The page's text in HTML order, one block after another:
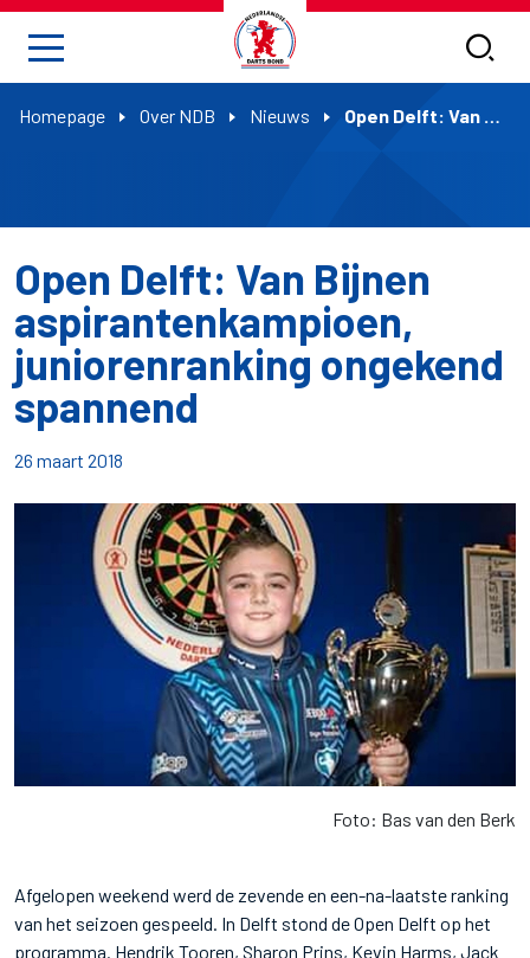
Homepage Over NDB Nieuws Open Delft: Van Bijnen aspirantenkampioen, juniorenranking ongekend spannend
Open Delft: Van Bijnen
aspirantenkampioen,
juniorenranking ongekend
spannend
26 maart 2018
Foto: Bas van den Berk
Afgelopen weekend werd de zevende en een-na-laatste ranking
van het seizoen gespeeld. In Delft stond de Open Delft op het
programma. Hendrik Tooren, Sharon Prins, Kevin Harms, Jack